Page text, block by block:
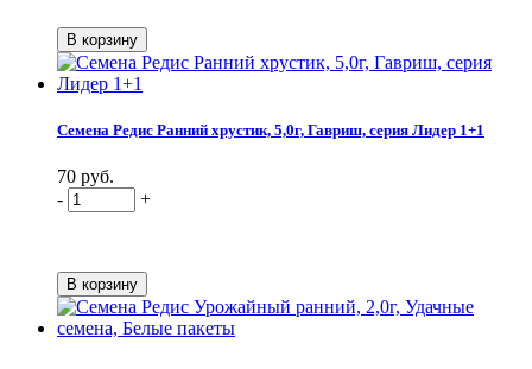
Семена Редис Ранний хрустик, 5,0г, Гавриш, серия Лидер 1+1
70 руб.
-
+